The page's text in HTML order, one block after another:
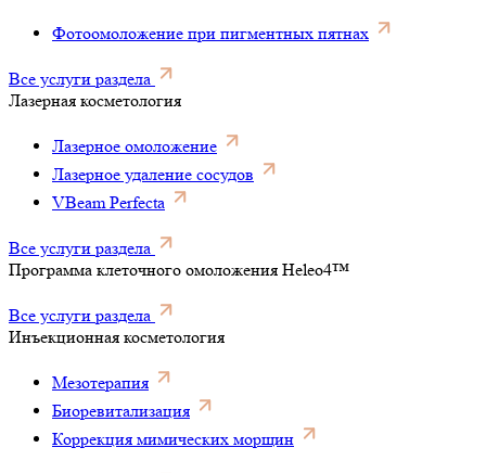
Фотоомоложение при пигментных пятнах
Все услуги раздела
Лазерная косметология
Лазерное омоложение
Лазерное удаление сосудов
VBeam Perfecta
Все услуги раздела
Программа клеточного омоложения Heleo4™
Все услуги раздела
Инъекционная косметология
Мезотерапия
Биоревитализация
Коррекция мимических морщин